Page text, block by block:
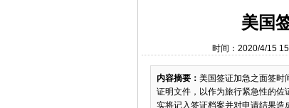
美国
时间：2020/4/15
内容摘要： 美国签证加急之面签时
证明文件，以作为旅行紧急性的
实将记入签证档案并对申请结果